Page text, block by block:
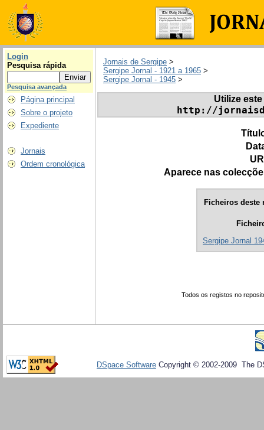
Login
Pesquisa rápida
Pesquisa avançada
Página principal
Sobre o projeto
Expediente
Jornais
Ordem cronológica
Jornais de Sergipe >
Sergipe Jornal - 1921 a 1965 >
Sergipe Jornal - 1945 >
Utilize
http://
Aparece nas
Ficheiros deste
Sergipe Jornal
Todos os registos no
DSpace Software Copyright © 2002-2009 The